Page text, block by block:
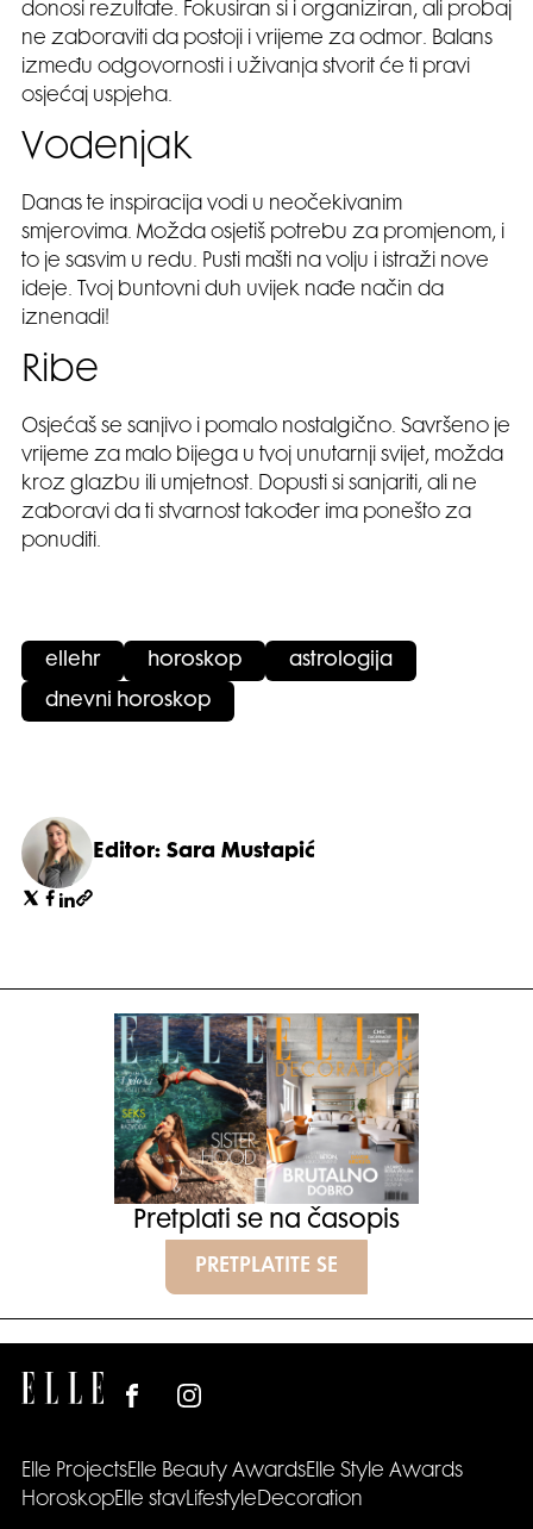
donosi rezultate. Fokusiran si i organiziran, ali probaj
ne zaboraviti da postoji i vrijeme za odmor. Balans
između odgovornosti i uživanja stvorit će ti pravi
osjećaj uspjeha.
Vodenjak
Danas te inspiracija vodi u neočekivanim
smjerovima. Možda osjetiš potrebu za promjenom, i
to je sasvim u redu. Pusti mašti na volju i istraži nove
ideje. Tvoj buntovni duh uvijek nađe način da
iznenadi!
Ribe
Osjećaš se sanjivo i pomalo nostalgično. Savršeno je
vrijeme za malo bijega u tvoj unutarnji svijet, možda
kroz glazbu ili umjetnost. Dopusti si sanjariti, ali ne
zaboravi da ti stvarnost također ima ponešto za
ponuditi.
ellehr horoskop astrologija
dnevni horoskop
Editor: Sara Mustapić
Pretplati se na časopis
PRETPLATITE SE
Elle ProjectsElle Beauty AwardsElle Style Awards
HoroskopElle stavLifestyleDecoration